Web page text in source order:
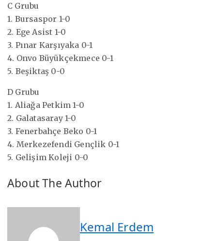
C Grubu
1. Bursaspor 1-0
2. Ege Asist 1-0
3. Pınar Karşıyaka 0-1
4. Onvo Büyükçekmece 0-1
5. Beşiktaş 0-0
D Grubu
1. Aliağa Petkim 1-0
2. Galatasaray 1-0
3. Fenerbahçe Beko 0-1
4. Merkezefendi Gençlik 0-1
5. Gelişim Koleji 0-0
About The Author
Kemal Erdem